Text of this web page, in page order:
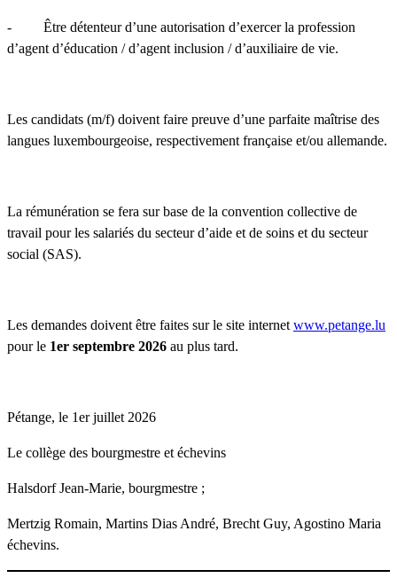
- Être détenteur d’une autorisation d’exercer la profession
d’agent d’éducation / d’agent inclusion / d’auxiliaire de vie.
Les candidats (m/f) doivent faire preuve d’une parfaite maîtrise des
langues luxembourgeoise, respectivement française et/ou allemande.
La rémunération se fera sur base de la convention collective de
travail pour les salariés du secteur d’aide et de soins et du secteur
social (SAS).
Les demandes doivent être faites sur le site internet www.petange.lu
pour le 1er septembre 2026 au plus tard.
Pétange, le 1er juillet 2026
Le collège des bourgmestre et échevins
Halsdorf Jean-Marie, bourgmestre ;
Mertzig Romain, Martins Dias André, Brecht Guy, Agostino Maria
échevins.